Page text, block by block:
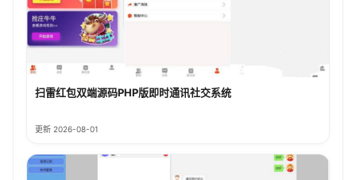
扫雷红包双端源码PHP版即时通讯社交系统
更新 2026-08-01